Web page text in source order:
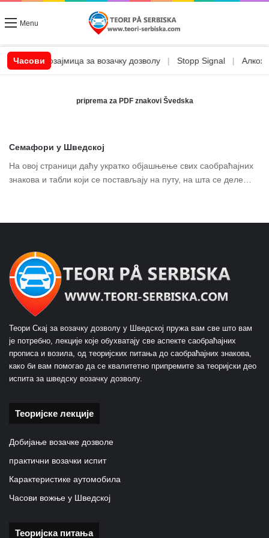
Menu
Часови
CSN позајмица за возачку дозволу | Stopp Signal |
priprema za PDF znakovi Švedska
Семафори у Шведској
На овој страници даћу укратко објашњење свих саобраћајних
знакова и табли који се постављају на путу, на шта се деле…
Теори Скај за возачку дозволу у Шведској пружа вам све што вам
је потребно, лекције које обухватају све аспекте саобраћајних
прописа и возила, од теоријских питања до саобраћајних знакова,
како би вам помогао да се квалитетно припремите за теоријски део
испита за шведску возачку дозволу.
Теоријске лекције
Добијање возачке дозволе
практични возачки испит
Карактеристике аутомобила
Часови вожње у Шведској
Теоријска питања